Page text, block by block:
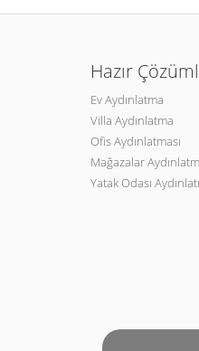
Hazır
Ev Aydınlatma
Villa Aydınlatma
Ofis Aydınlatması
Mağazalar
Yatak Odası